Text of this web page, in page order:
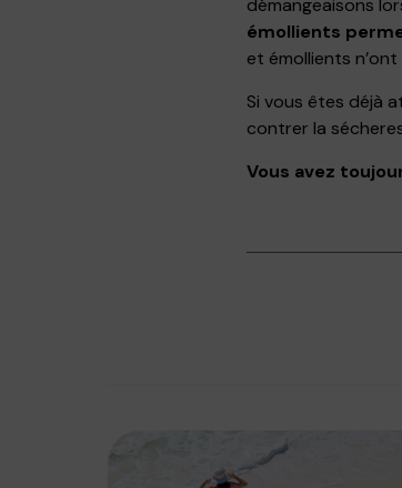
démangeaisons
émollients
et émollients
Si vous êtes déjà
contrer la
Vous avez